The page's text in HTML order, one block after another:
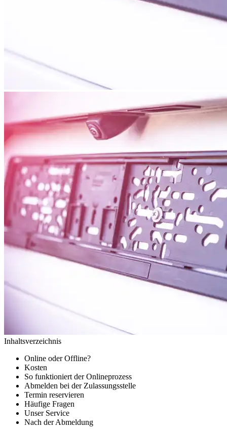
Inhaltsverzeichnis
Online oder Offline?
Kosten
So funktioniert der Onlineprozess
Abmelden bei der Zulassungsstelle
Termin reservieren
Häufige Fragen
Unser Service
Nach der Abmeldung